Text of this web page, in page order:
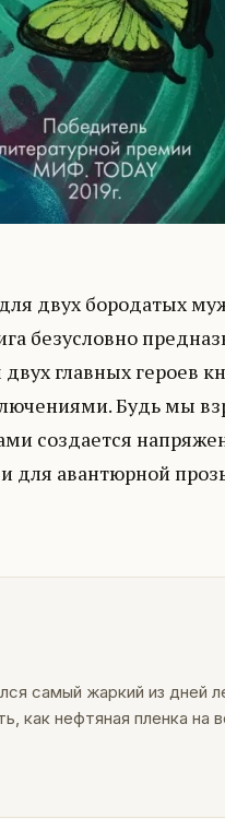
двух бородатых
безусловно
главных героев
Будь мы
создается
для авантюрной
самый жаркий из дней
как нефтяная пленка на